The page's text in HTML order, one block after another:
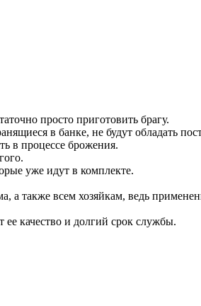
просто приготовить брагу.
в банке, не будут обладать
в процессе брожения.
уже идут в комплекте.
а также всем хозяйкам, ведь
ее качество и долгий срок службы.